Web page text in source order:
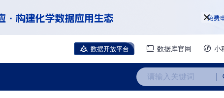
数据开放平台 数据库官网 小
请输入关键词